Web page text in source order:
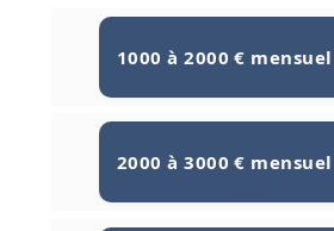
1000 à 2000 € mensuel
2000 à 3000 € mensuel